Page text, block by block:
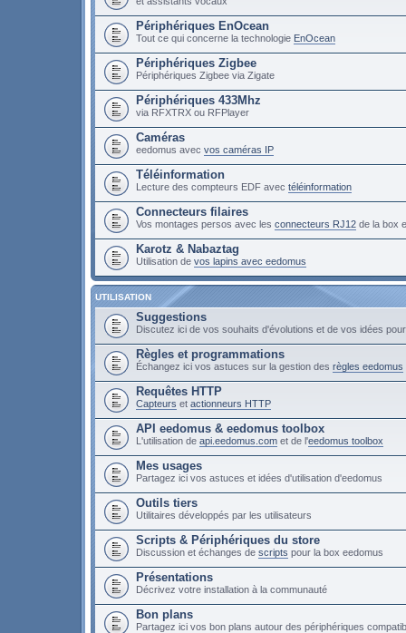
Périphériques EnOcean
Tout ce qui concerne la technologie EnOcean
Périphériques Zigbee
Périphériques Zigbee via Zigate
Périphériques 433Mhz
via RFXTRX ou RFPlayer
Caméras
eedomus avec vos caméras IP
Téléinformation
Lecture des compteurs EDF avec téléinformation
Connecteurs filaires
Vos montages persos avec les connecteurs RJ12 de la box
Karotz & Nabaztag
Utilisation de vos lapins avec eedomus
UTILISATION
Suggestions
Discutez ici de vos souhaits d'évolutions et de vos idées
Règles et programmations
Échangez ici vos astuces sur la gestion des règles eedomus
Requêtes HTTP
Capteurs et actionneurs HTTP
API eedomus & eedomus toolbox
L'utilisation de api.eedomus.com et de l'eedomus toolbox
Mes usages
Partagez ici vos astuces et idées d'utilisation d'eedomus
Outils tiers
Utilitaires développés par les utilisateurs
Scripts & Périphériques du store
Discussion et échanges de scripts pour la box eedomus
Présentations
Décrivez votre installation à la communauté
Bon plans
Partagez ici vos bon plans autour des périphériques